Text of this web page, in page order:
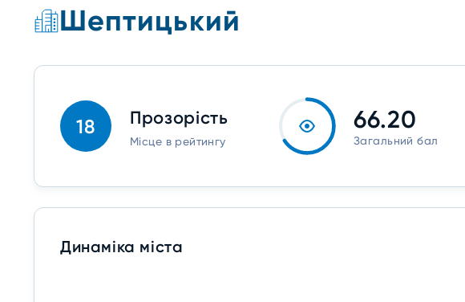
Шептицький
18 Прозорість
Місце в рейтингу
66.20
Загальний бал
Динаміка міста